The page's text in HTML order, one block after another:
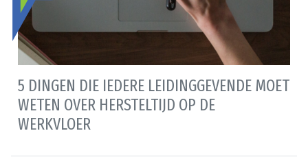
5 DINGEN DIE IEDERE LEIDINGGEVENDE MOET
WETEN OVER HERSTELTIJD OP DE
WERKVLOER